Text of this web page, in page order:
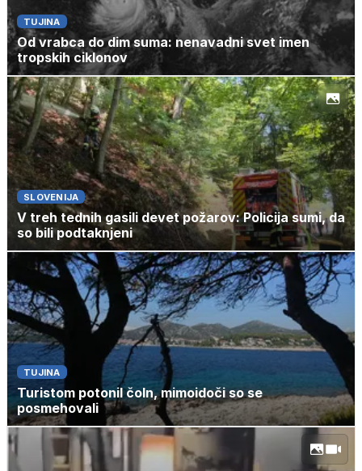
TUJINA
Od vrabca do dim suma: nenavadni svet imen
tropskih ciklonov
SLOVENIJA
V treh tednih gasili devet požarov: Policija sumi, da
so bili podtaknjeni
TUJINA
Turistom potonil čoln, mimoidoči so se
posmehovali